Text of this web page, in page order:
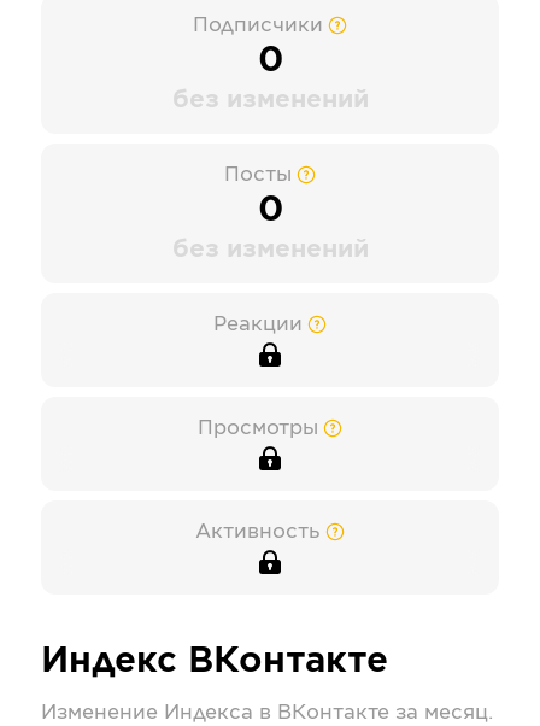
Подписчики
0
без изменений
Посты
0
без изменений
Реакции
Просмотры
Активность
Индекс ВКонтакте
Изменение Индекса в ВКонтакте за месяц.